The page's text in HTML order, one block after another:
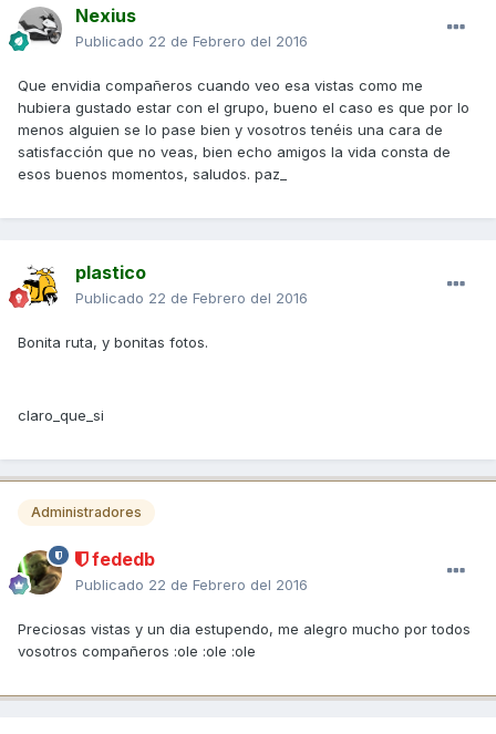
Nexius
Publicado 22 de Febrero del 2016
Que envidia compañeros cuando veo esa vistas como me
hubiera gustado estar con el grupo, bueno el caso es que por lo
menos alguien se lo pase bien y vosotros tenéis una cara de
satisfacción que no veas, bien echo amigos la vida consta de
esos buenos momentos, saludos. paz_
plastico
Publicado 22 de Febrero del 2016
Bonita ruta, y bonitas fotos.
claro_que_si
Administradores
fededb
Publicado 22 de Febrero del 2016
Preciosas vistas y un dia estupendo, me alegro mucho por todos
vosotros compañeros :ole :ole :ole